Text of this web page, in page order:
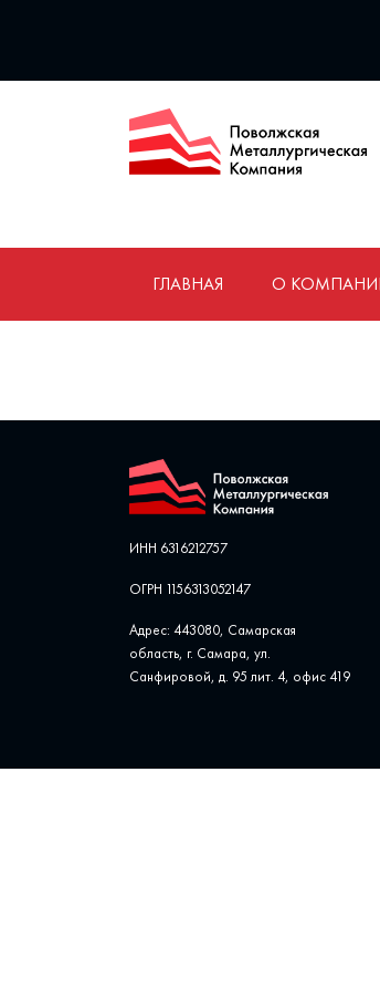
ГЛАВНАЯ О
ИНН 6316212757
ОГРН 1156313052147
Адрес: 443080, Самарская
область, г. Самара, ул. ​
Санфировой, д. 95 лит. 4, офис ​419